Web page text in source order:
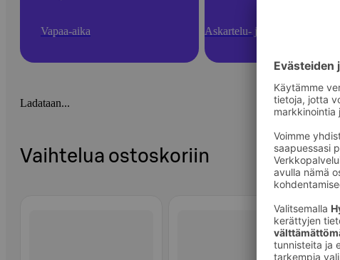
Vapaa-aika Askartelu- ja toimistotarvikkeet
Ladataan...
Vaihtelua ostoskoriin